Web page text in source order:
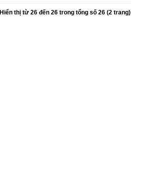
Hiển thị từ 26 đến 26 trong tổng số 26 (2 trang)